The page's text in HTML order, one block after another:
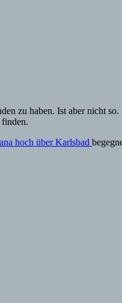
zu haben. Ist aber nicht
finden.
hoch über Karlsbad